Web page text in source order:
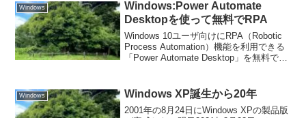
Windows
Windows:Power Automate
Desktopを使って無料でRPA
Windows 10ユーザ向けにRPA（Robotic
Process Automation）機能を利用できる
「Power Automate Desktop」を無料で公
再実行させるといったことが可能にな
り、さまざまなWindowsの操作を自動化
できるらしいので、試しに使ってみる。
Windows Windows XP誕生から20年
2001年の8月24日にWindows XPの製品版